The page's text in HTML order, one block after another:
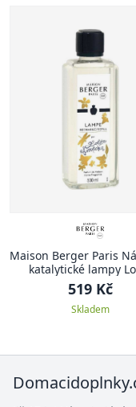
Maison Berger Paris
katalytické lampy
Lempicka, 500 ml
519 Kč
Skladem